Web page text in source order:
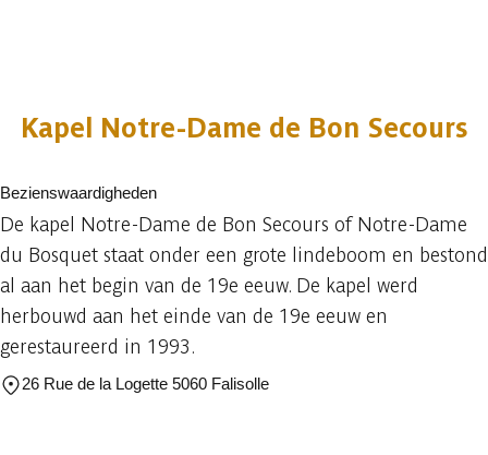
Kapel Notre-Dame de Bon Secours
Bezienswaardigheden
De kapel Notre-Dame de Bon Secours of Notre-Dame
du Bosquet staat onder een grote lindeboom en bestond
al aan het begin van de 19e eeuw. De kapel werd
herbouwd aan het einde van de 19e eeuw en
gerestaureerd in 1993.
26 Rue de la Logette 5060 Falisolle